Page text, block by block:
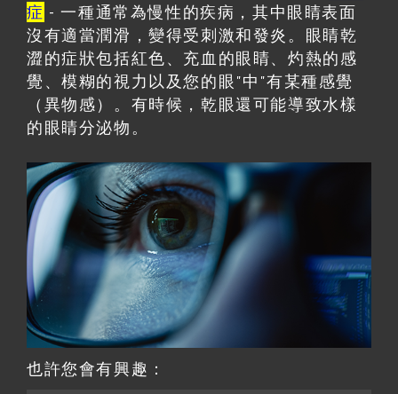
症 - 一種通常為慢性的疾病，其中眼睛表面
沒有適當潤滑，變得受刺激和發炎。眼睛乾
澀的症狀包括紅色、充血的眼睛、灼熱的感
覺、模糊的視力以及您的眼"中"有某種感覺
（異物感）。有時候，乾眼還可能導致水樣
的眼睛分泌物。
也許您會有興趣：